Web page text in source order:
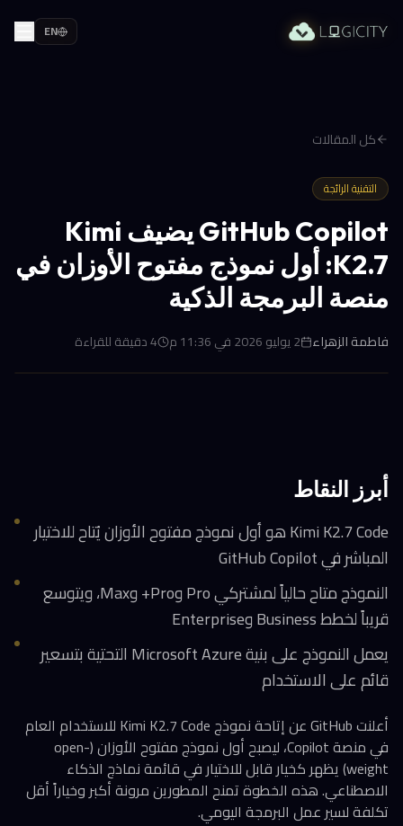
EN
كل المقالات
التقنية الرائجة
GitHub Copilot يضيف Kimi
K2.7: أول نموذج مفتوح الأوزان في
منصة البرمجة الذكية
فاطمة الزهراء 2 يوليو 2026 في 11:36 م 4دقيقة للقراءة
أبرز النقاط
Kimi K2.7 Code هو أول نموذج مفتوح الأوزان يُتاح للاختيار
المباشر في GitHub Copilot
النموذج متاح حالياً لمشتركي Pro وPro+ وMax، ويتوسع
قريباً لخطط Business وEnterprise
يعمل النموذج على بنية Microsoft Azure التحتية بتسعير
قائم على الاستخدام
أعلنت GitHub عن إتاحة نموذج Kimi K2.7 Code للاستخدام العام
في منصة Copilot، ليصبح أول نموذج مفتوح الأوزان (open-
weight) يظهر كخيار قابل للاختيار في قائمة نماذج الذكاء
الاصطناعي. هذه الخطوة تمنح المطورين مرونة أكبر وخياراً أقل
تكلفة لسير عمل البرمجة اليومي.